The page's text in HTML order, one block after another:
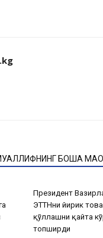
БОШҚА
Президент
ЭТТНни йирик
қўллашни қайта
топширди